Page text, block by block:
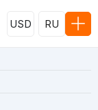
USD RU